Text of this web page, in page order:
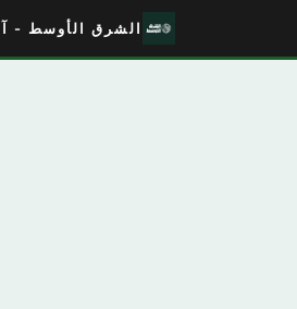
الشرق الأوسط -